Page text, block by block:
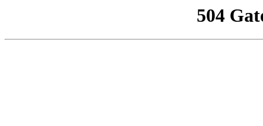
504